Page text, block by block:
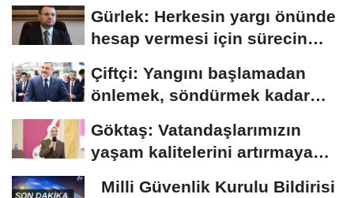
Gürlek: Herkesin yargı önünde
hesap vermesi için sürecin
Çiftçi: Yangını başlamadan
önlemek, söndürmek kadar
Göktaş: Vatandaşlarımızın
yaşam kalitelerini artırmaya
Milli Güvenlik Kurulu Bildirisi